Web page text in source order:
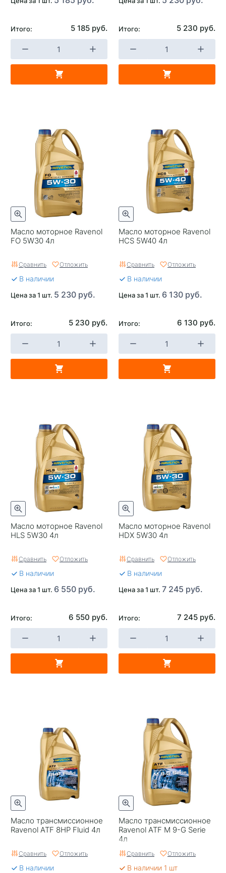
Итого: 5 185 руб. Итого: 5 230 руб.
Масло моторное Ravenol
FO 5W30 4л
Сравнить Отложить
В наличии
Цена за 1 шт. 5 230 руб.
Итого: 5 230 руб.
Масло моторное Ravenol
HCS 5W40 4л
Сравнить Отложить
В наличии
Цена за 1 шт. 6 130 руб.
Итого: 6 130 руб.
Масло моторное Ravenol
HLS 5W30 4л
Сравнить Отложить
В наличии
Цена за 1 шт. 6 550 руб.
Итого: 6 550 руб.
Масло моторное Ravenol
HDX 5W30 4л
Сравнить Отложить
В наличии
Цена за 1 шт. 7 245 руб.
Итого: 7 245 руб.
Масло трансмиссионное
Ravenol ATF 8HP Fluid 4л
Сравнить Отложить
В наличии
Масло трансмиссионное
Ravenol ATF M 9-G Serie
4л
Сравнить Отложить
В наличии 1 шт